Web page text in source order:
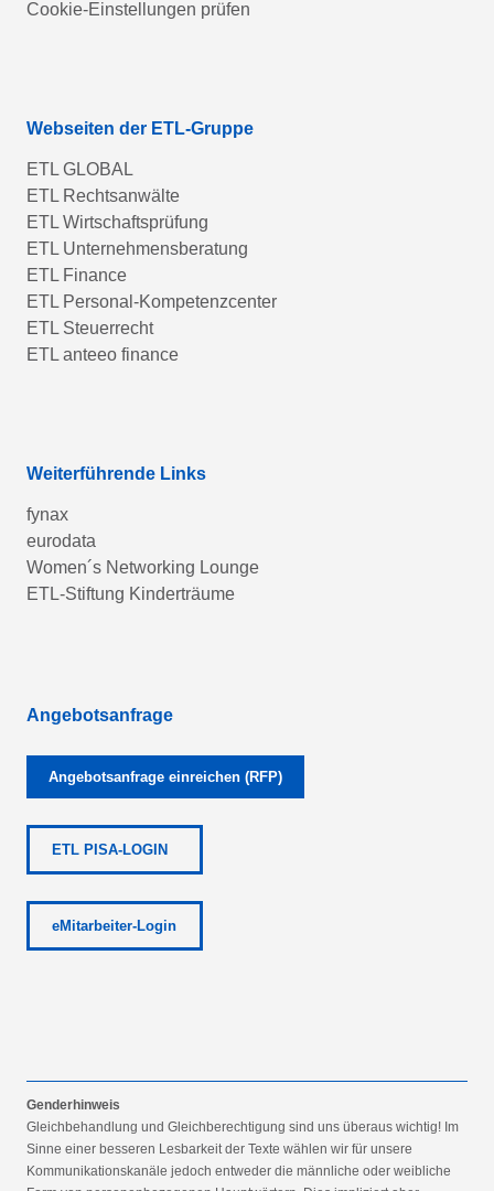
Cookie-Einstellungen prüfen
Webseiten der ETL-Gruppe
ETL GLOBAL
ETL Rechtsanwälte
ETL Wirtschaftsprüfung
ETL Unternehmensberatung
ETL Finance
ETL Personal-Kompetenzcenter
ETL Steuerrecht
ETL anteeo finance
Weiterführende Links
fynax
eurodata
Women´s Networking Lounge
ETL-Stiftung Kinderträume
Angebotsanfrage
Angebotsanfrage einreichen (RFP)
ETL PISA-LOGIN
eMitarbeiter-Login
Genderhinweis
Gleichbehandlung und Gleichberechtigung sind uns überaus wichtig! Im
Sinne einer besseren Lesbarkeit der Texte wählen wir für unsere
Kommunikationskanäle jedoch entweder die männliche oder weibliche